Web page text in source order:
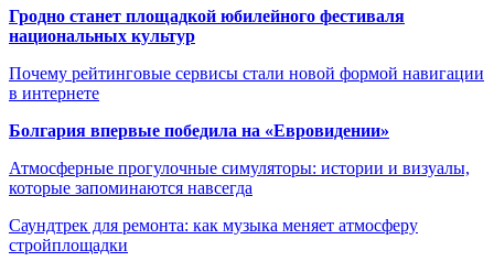
Гродно станет площадкой юбилейного фестиваля
национальных культур
Почему рейтинговые сервисы стали новой формой навигации
в интернете
Болгария впервые победила на «Евровидении»
Атмосферные прогулочные симуляторы: истории и визуалы,
которые запоминаются навсегда
Саундтрек для ремонта: как музыка меняет атмосферу
стройплощадки